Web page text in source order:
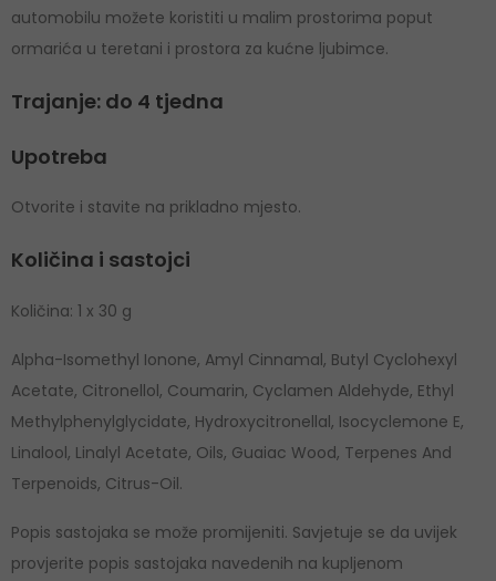
automobilu možete koristiti u malim prostorima poput
ormarića u teretani i prostora za kućne ljubimce.
Trajanje: do 4 tjedna
Upotreba
Otvorite i stavite na prikladno mjesto.
Količina i sastojci
Količina: 1 x 30 g
Alpha-Isomethyl Ionone, Amyl Cinnamal, Butyl Cyclohexyl
Acetate, Citronellol, Coumarin, Cyclamen Aldehyde, Ethyl
Methylphenylglycidate, Hydroxycitronellal, Isocyclemone E,
Linalool, Linalyl Acetate, Oils, Guaiac Wood, Terpenes And
Terpenoids, Citrus-Oil.
Popis sastojaka se može promijeniti. Savjetuje se da uvijek
provjerite popis sastojaka navedenih na kupljenom